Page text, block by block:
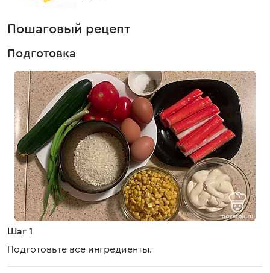
Пошаговый рецепт
Подготовка
Шаг 1
Подготовьте все ингредиенты.